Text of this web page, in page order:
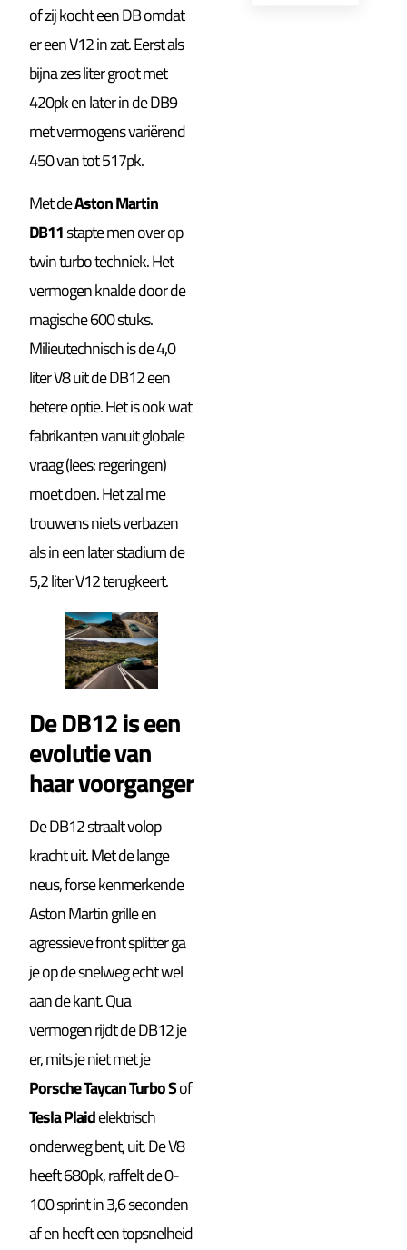
of zij kocht een DB omdat
er een V12 in zat. Eerst als
bijna zes liter groot met
420pk en later in de DB9
met vermogens variërend
450 van tot 517pk.
Met deAston Martin
DB11stapte men over op
twin turbo techniek. Het
vermogen knalde door de
magische 600 stuks.
Milieutechnisch is de 4,0
liter V8 uit de DB12 een
betere optie. Het is ook wat
fabrikanten vanuit globale
vraag (lees: regeringen)
moet doen. Het zal me
trouwens niets verbazen
als in een later stadium de
5,2 liter V12 terugkeert.
De DB12 is een
evolutie van
haar voorganger
De DB12 straalt volop
kracht uit. Met de lange
neus, forse kenmerkende
Aston Martin grille en
agressieve front splitter ga
je op de snelweg echt wel
aan de kant. Qua
vermogen rijdt de DB12 je
er, mits je niet met je
Porsche Taycan Turbo Sof
Tesla Plaidelektrisch
onderweg bent, uit. De V8
heeft 680pk, raffelt de 0-
100 sprint in 3,6 seconden
af en heeft een topsnelheid